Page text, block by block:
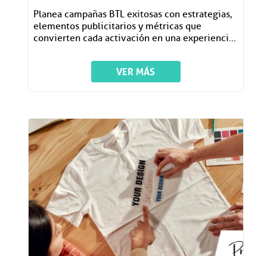
Planea campañas BTL exitosas con estrategias,
elementos publicitarios y métricas que
convierten cada activación en una experiencia
VER MÁS